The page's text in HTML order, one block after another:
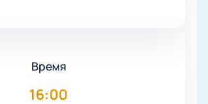
Время
16:00